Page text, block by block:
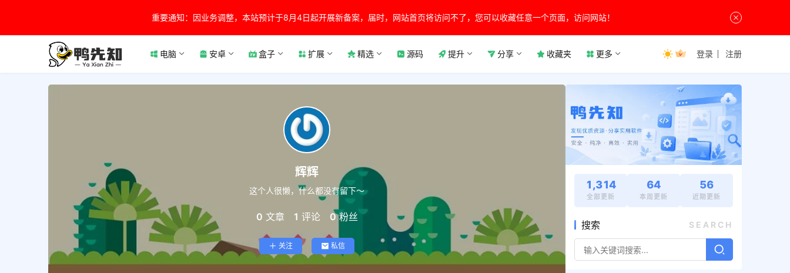
重要通知：因业务调整，本站预计于8月4日起开展新备案，届时，网站首页将访问不了，您可以收藏任意一个页面，访问网站！
电脑 安卓 盒子 扩展 精选 源码 提升 分享 收藏夹 更多 登录 注册
辉辉
这个人很懒，什么都没有留下～
0 文章 1 评论 0 粉丝
关注 私信
1,314
全部更新
64
本周更新
56
近期更新
搜索 SEARCH